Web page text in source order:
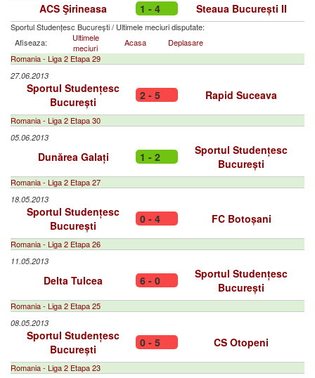
ACS Şirineasa 1 - 4 Steaua București II
Sportul Studențesc București/ Ultimele meciuri disputate:
Afiseaza:
Ultimele
meciuri
Acasa
Deplasare
Romania - Liga 2 Etapa 29
27.06.2013
Sportul Studențesc
București
2 - 5 Rapid Suceava
Romania - Liga 2 Etapa 30
05.06.2013
Dunărea Galați 1 - 2
Sportul Studențesc
București
Romania - Liga 2 Etapa 27
18.05.2013
Sportul Studențesc
București
0 - 4 FC Botoșani
Romania - Liga 2 Etapa 26
11.05.2013
Delta Tulcea 6 - 0
Sportul Studențesc
București
Romania - Liga 2 Etapa 25
08.05.2013
Sportul Studențesc
București
0 - 5 CS Otopeni
Romania - Liga 2 Etapa 23